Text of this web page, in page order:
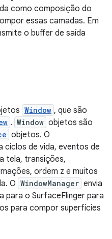
como composição do
essas camadas. Em
o buffer de saída
Window , que são
. Window objetos são
objetos. O
ciclos de vida, eventos de
tela, transições,
ordem z e muitos
O WindowManager envia
para o SurfaceFlinger para
para compor superfícies